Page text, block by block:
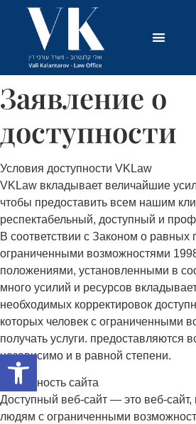
Открыть панель
Заявление о
доступности
Условия доступности VKLaw
VKLaw вкладывает величайшие
чтобы предоставить всем нашим
респектабельный, доступный и
В соответствии с Законом о равных
ограниченными возможностями
положениями, установленными в
много усилий и ресурсов
необходимых корректировок
которых человек с ограниченными
получать услуги. предоставляются
независимо и в равной степени.
Доступность сайта
Доступный веб-сайт — это веб-сайт,
людям с ограниченными